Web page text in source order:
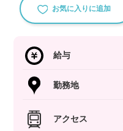
お気に入りに追加
給与
勤務地
アクセス